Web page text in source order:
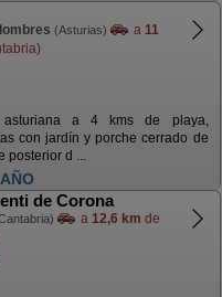
(Asturias) a 11
a 4 kms de playa,
con jardín y porche cerrado de
posterior d ...
de Corona
a 12,6 km de